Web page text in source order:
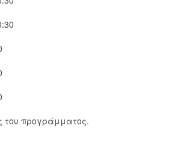
του προγράμματος.